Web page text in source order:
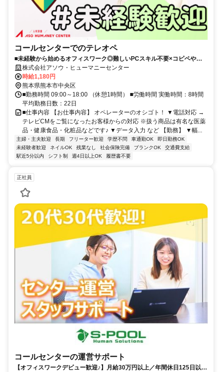
コールセンターでのテレオペ
■未経験から始めるオフィスワーク◎難しいPCスキル不要×コピペや入
力ができれば大丈夫！同期と一緒にスタートで安心■シフト相談OK×残
業なし！週4日や16時退社・扶養枠内など相談OK♪土日祝休みも相談可
能でライフスタイルに合わせて働けます♪■服装自由で自分らしく＆ウレ
シイ社販割引あり！各電停スグ＆車通勤も相談OK♪
株式会社アソウ・ヒューマニーセンター
時給1,180円
熊本県熊本市中央区
■勤務時間 09:00～18:00 （休憩1時間） ■労働時間 実働時間：8時間
平均勤務日数：22日
■仕事内容 【お仕事内容】 オペレーターのオシゴト！ ▼電話対応 →
テレビCMをご覧になったお客様からの対応 ※扱う商品は有名な医薬
品・健康食品・化粧品などです♪ ▼データ入力 など 【勤務】 ▼幅...
主婦・主夫歓迎 長期 フリーター歓迎 学歴不問 車通勤OK
即日勤務OK
未経験者歓迎
ネイルOK 残業なし 社会保険完備 ブランクOK
交通費支給
駅近5分以内
シフト制 週4日以上OK 履歴書不要
正社員
コールセンターの運営サポート
【オフィスワークデビュー歓迎♪】月給30万円以上／年間休日125日以上